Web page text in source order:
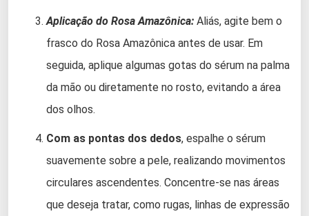
Aplicação do Rosa Amazônica: Aliás, agite bem o
frasco do Rosa Amazônica antes de usar. Em
seguida, aplique algumas gotas do sérum na palma
da mão ou diretamente no rosto, evitando a área
dos olhos.
Com as pontas dos dedos, espalhe o sérum
suavemente sobre a pele, realizando movimentos
circulares ascendentes. Concentre-se nas áreas
que deseja tratar, como rugas, linhas de expressão